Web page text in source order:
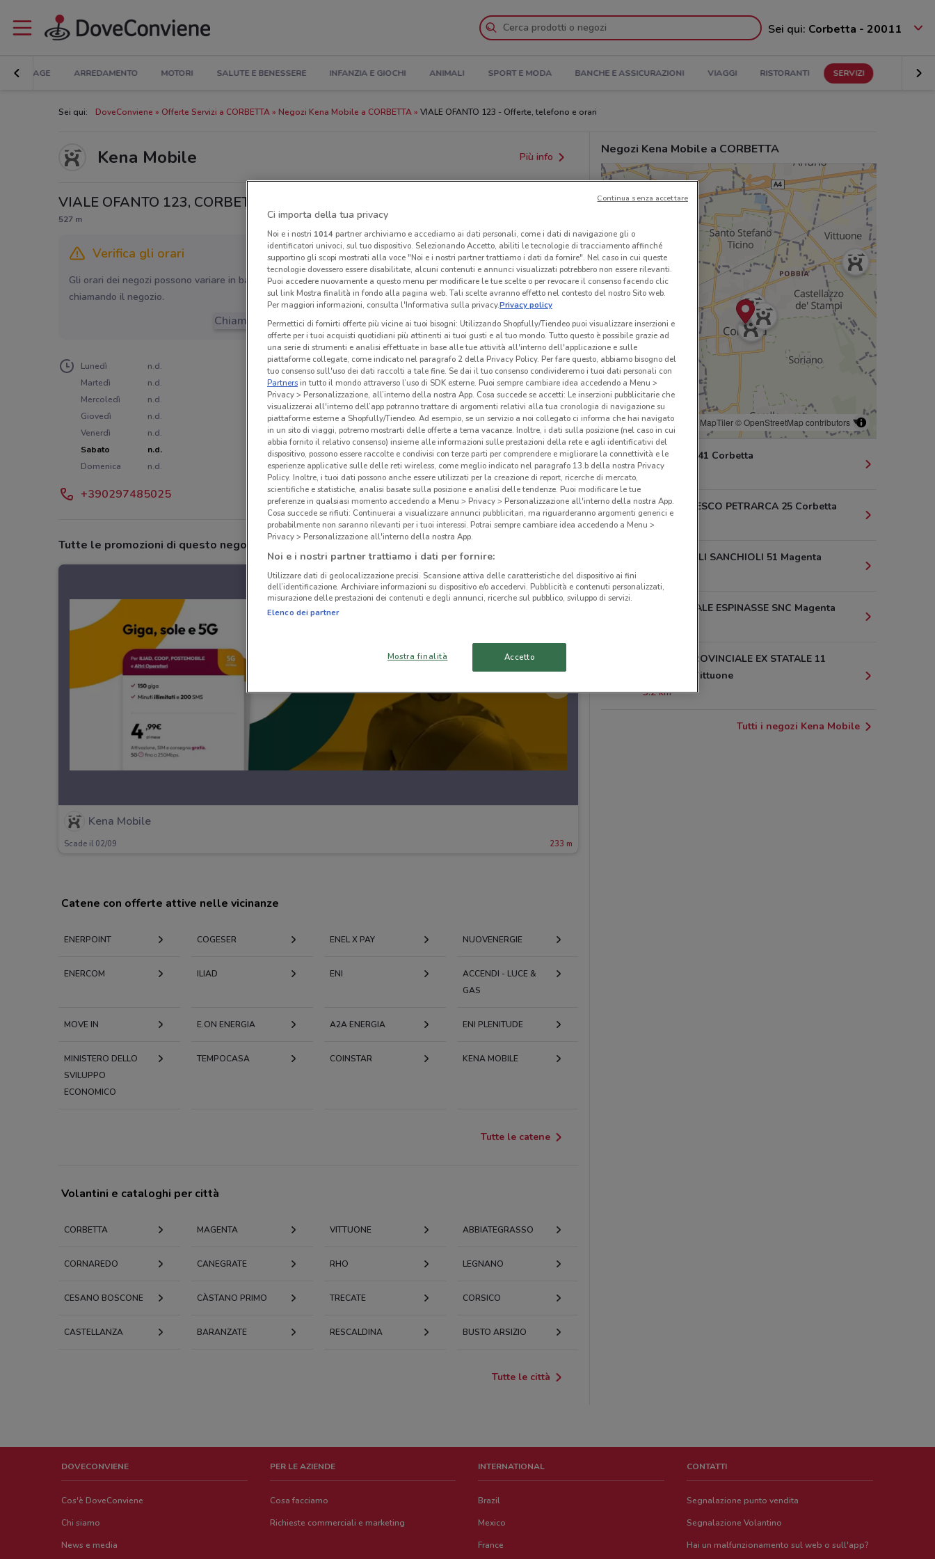
Sei qui: Corbetta - 20011
BRICOLAGE ARREDAMENTO MOTORI SALUTE E BENESSERE INFANZIA E GIOCHI ANIMALI SPORT E MODA BANCHE E ASSICURAZIONI VIAGGI RISTORANTI SERVIZI
Sei qui: DoveConviene Offerte Servizi a CORBETTA Negozi Kena Mobile a CORBETTA VIALE OFANTO 123 - Offerte, telefono e orari
Kena Mobile Più info
VIALE OFANTO 123, CORBETTA
527 m
Verifica gli orari
Gli orari dei negozi possono variare in base agli ultimi provvedimenti regionali o nazionali. Verifica l’accuratezza
chiamando il negozio.
Chiama il negozio
Lunedì
n.d.
Martedì
n.d.
Mercoledì
n.d.
Giovedì
n.d.
Venerdì
n.d.
Sabato
n.d.
Domenica
n.d.
+390297485025
Tutte le promozioni di questo negozio
Kena Mobile
Scade il 02/09 233 m
Negozi Kena Mobile a CORBETTA
© MapTiler© OpenStreetMap contributors
VIA BRERA 41 Corbetta
232 m
VIA FRANCESCO PETRARCA 25 Corbetta
465 m
VIA FRATELLI SANCHIOLI 51 Magenta
VIA GENERALE ESPINASSE SNC Magenta
STRADA PROVINCIALE EX STATALE 11
KM.122,67 Vittuone
3.2 km
Tutti i negozi Kena Mobile
Catene con offerte attive nelle vicinanze
ENERPOINT COGESER ENEL X PAY NUOVENERGIE
ENERCOM ILIAD ENI
ACCENDI - LUCE &
GAS
MOVE IN E.ON ENERGIA A2A ENERGIA ENI PLENITUDE
MINISTERO DELLO
SVILUPPO
ECONOMICO
TEMPOCASA COINSTAR KENA MOBILE
Tutte le catene
Volantini e cataloghi per città
CORBETTA MAGENTA VITTUONE ABBIATEGRASSO
CORNAREDO CANEGRATE RHO LEGNANO
CESANO BOSCONE CÀSTANO PRIMO TRECATE CORSICO
CASTELLANZA BARANZATE RESCALDINA BUSTO ARSIZIO
Tutte le città
DOVECONVIENE
Cos'è DoveConviene
Chi siamo
News e media
PER LE AZIENDE
Cosa facciamo
Richieste commerciali e marketing
INTERNATIONAL
Brazil
Mexico
France
CONTATTI
Segnalazione punto vendita
Segnalazione Volantino
Hai un malfunzionamento sul web o sull'app?
Ci importa della tua privacy
Noi e i nostri 1014partner archiviamo e accediamo ai dati personali, come i dati di navigazione gli o
identificatori univoci, sul tuo dispositivo. Selezionando Accetto, abiliti le tecnologie di tracciamento affinché
supportino gli scopi mostrati alla voce "Noi e i nostri partner trattiamo i dati da fornire". Nel caso in cui queste
tecnologie dovessero essere disabilitate, alcuni contenuti e annunci visualizzati potrebbero non essere rilevanti.
Puoi accedere nuovamente a questo menu per modificare le tue scelte o per revocare il consenso facendo clic
sul link Mostra finalità in fondo alla pagina web. Tali scelte avranno effetto nel contesto del nostro Sito web.
Per maggiori informazioni, consulta l'Informativa sulla privacy.Privacy policy
Permettici di fornirti offerte più vicine ai tuoi bisogni: Utilizzando Shopfully/Tiendeo puoi visualizzare inserzioni e
offerte per i tuoi acquisti quotidiani più attinenti ai tuoi gusti e al tuo mondo. Tutto questo è possibile grazie ad
una serie di strumenti e analisi effettuate in base alle tue attività all'interno dell'applicazione e sulle
piattaforme collegate, come indicato nel paragrafo 2 della Privacy Policy. Per fare questo, abbiamo bisogno del
tuo consenso sull'uso dei dati raccolti a tale fine. Se dai il tuo consenso condivideremo i tuoi dati personali con
Partnersin tutto il mondo attraverso l’uso di SDK esterne. Puoi sempre cambiare idea accedendo a Menu >
Privacy > Personalizzazione, all’interno della nostra App. Cosa succede se accetti: Le inserzioni pubblicitarie che
visualizzerai all'interno dell’app potranno trattare di argomenti relativi alla tua cronologia di navigazione su
piattaforme esterne a Shopfully/Tiendeo. Ad esempio, se un servizio a noi collegato ci informa che hai navigato
in un sito di viaggi, potremo mostrarti delle offerte a tema vacanze. Inoltre, i dati sulla posizione (nel caso in cui
abbia fornito il relativo consenso) insieme alle informazioni sulle prestazioni della rete e agli identificativi del
dispositivo, possono essere raccolte e condivisi con terze parti per comprendere e migliorare la connettività e le
esperienze applicative sulle delle reti wireless, come meglio indicato nel paragrafo 13.b della nostra Privacy
Policy. Inoltre, i tuoi dati possono anche essere utilizzati per la creazione di report, ricerche di mercato,
scientifiche e statistiche, analisi basate sulla posizione e analisi delle tendenze. Puoi modificare le tue
preferenze in qualsiasi momento accedendo a Menu > Privacy > Personalizzazione all'interno della nostra App.
Cosa succede se rifiuti: Continuerai a visualizzare annunci pubblicitari, ma riguarderanno argomenti generici e
probabilmente non saranno rilevanti per i tuoi interessi. Potrai sempre cambiare idea accedendo a Menu >
Privacy > Personalizzazione all'interno della nostra App.
Noi e i nostri partner trattiamo i dati per fornire:
Utilizzare dati di geolocalizzazione precisi. Scansione attiva delle caratteristiche del dispositivo ai fini
dell’identificazione. Archiviare informazioni su dispositivo e/o accedervi. Pubblicità e contenuti personalizzati,
misurazione delle prestazioni dei contenuti e degli annunci, ricerche sul pubblico, sviluppo di servizi.
Elenco dei partner
Mostra finalità Accetto
Continua senza accettare